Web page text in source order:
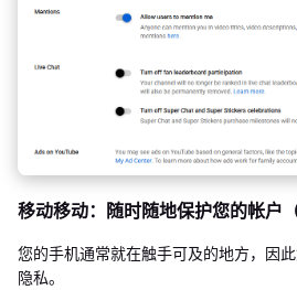
移动移动：随时随地保护您的帐户
您的手机通常就在触手可及的地方，因
隐私。